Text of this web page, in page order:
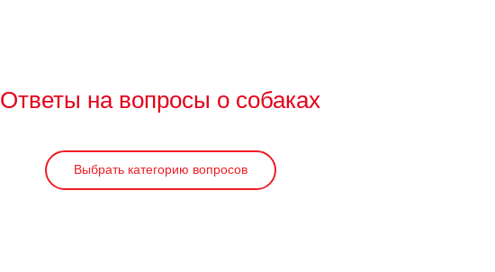
Ответы на вопросы о собаках
Выбрать категорию вопросов